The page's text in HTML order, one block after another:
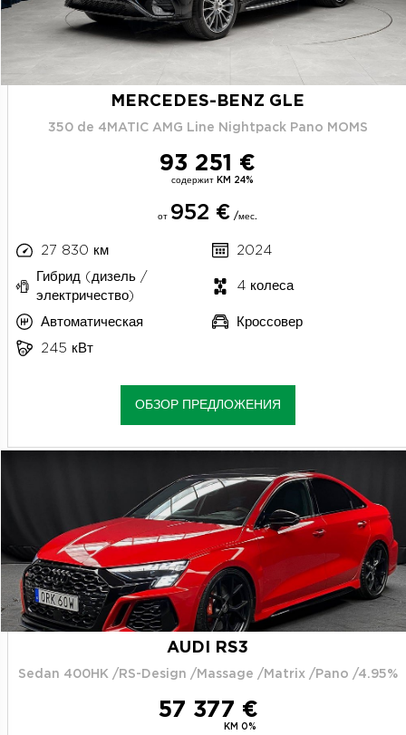
MERCEDES-BENZ GLE
350 de 4MATIC AMG Line Nightpack Pano MOMS
93 251 €
содержит KM 24%
от 952 € /мес.
27 830 км
2024
Гибрид (дизель /
электричество)
4 колеса
Автоматическая
Кроссовер
245 кВт
ОБЗОР ПРЕДЛОЖЕНИЯ
AUDI RS3
Sedan 400HK /RS-Design /Massage /Matrix /Pano /4.95%
57 377 €
KM 0%